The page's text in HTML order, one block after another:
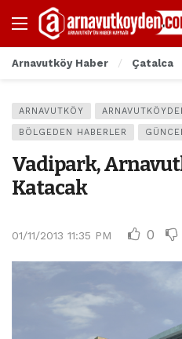
Arnavutköy Haber Çatalca
ARNAVUTKÖY
BÖLGEDEN HABERLER
Vadipark,
Katacak
01/11/2013 11:35 PM 0